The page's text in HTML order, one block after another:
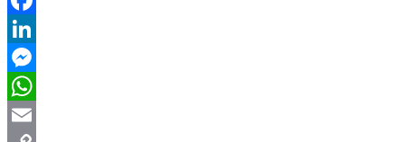
Facebook
LinkedIn
Messenger
WhatsApp